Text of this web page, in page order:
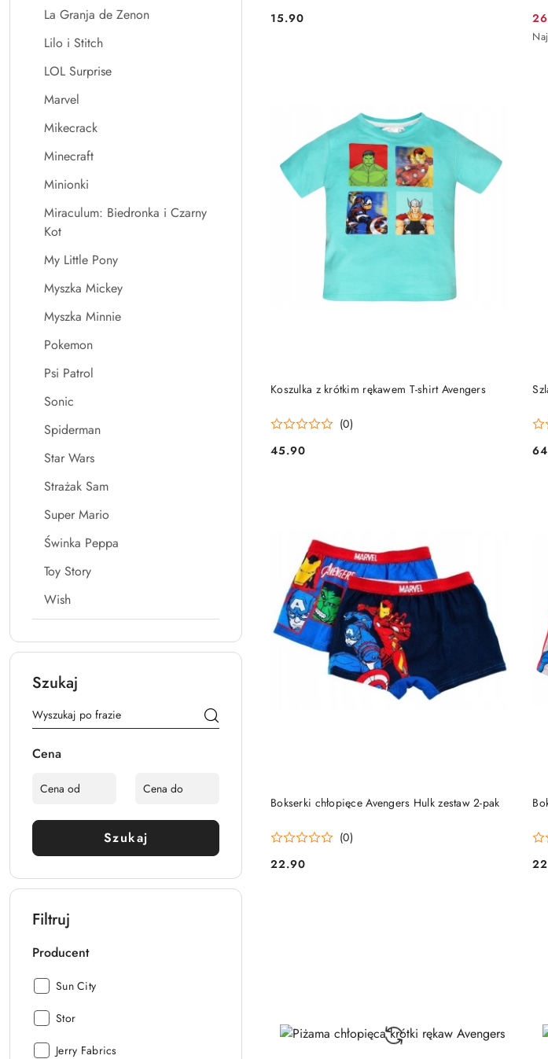
La Granja de Zenon
Lilo i Stitch
LOL Surprise
Marvel
Mikecrack
Minecraft
Minionki
Miraculum: Biedronka i Czarny
Kot
My Little Pony
Myszka Mickey
Myszka Minnie
Pokemon
Psi Patrol
Sonic
Spiderman
Star Wars
Strażak Sam
Super Mario
Świnka Peppa
Toy Story
Wish
Szukaj
Cena
Szukaj
Filtruj
Producent
Producent:
Sun City
Producent:
Stor
Producent:
Jerry Fabrics
Cena:
15.90
Koszulka z krótkim rękawem T-shirt Avengers
(0)
Cena:
45.90
DO KOSZYKA
Bokserki chłopięce Avengers Hulk zestaw 2-pak
(0)
Cena:
22.90
DO KOSZYKA